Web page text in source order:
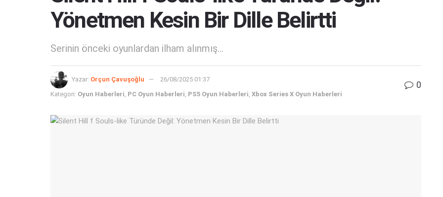
Yönetmen Kesin Bir Dille Belirtti
Serinin önceki oyunlardan ilham alınmış...
Yazar: Orçun Çavuşoğlu 26/08/2025 01:37
Kategori: Oyun Haberleri PC Oyun Haberleri PS5 Oyun Haberleri Xbox Series X Oyun Haberleri
0